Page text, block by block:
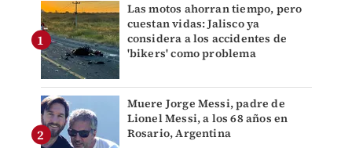
Las motos ahorran tiempo, pero
cuestan vidas: Jalisco ya
considera a los accidentes de
'bikers' como problema
Muere Jorge Messi, padre de
Lionel Messi, a los 68 años en
Rosario, Argentina